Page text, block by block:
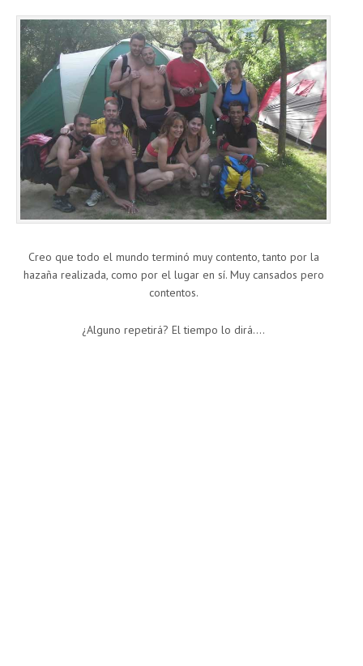
Creo que todo el mundo terminó muy contento, tanto por la
hazaña realizada, como por el lugar en sí. Muy cansados pero
contentos.
¿Alguno repetirá? El tiempo lo dirá….